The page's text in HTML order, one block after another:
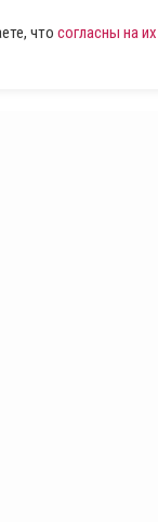
что согласны на